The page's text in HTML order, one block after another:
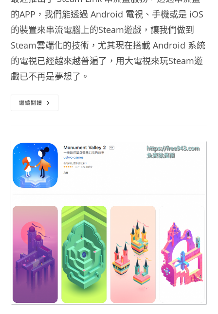
的APP，我們能透過 Android 電視、手機或是 iOS
的裝置來串流電腦上的Steam遊戲，讓我們做到
Steam雲端化的技術，尤其現在搭載 Android 系統
的電視已經越來越普遍了，用大電視來玩Steam遊
戲已不再是夢想了。
繼續閱讀 用
手
再
是
夢
想
Steam
Link
串
服
您
用
手
機
玩
電
腦
遊
戲